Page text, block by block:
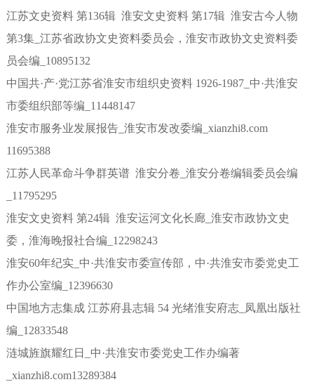
江苏文史资料 第136辑 淮安文史资料 第17辑 淮安古今人物
第3集_江苏省政协文史资料委员会，淮安市政协文史资料委
员会编_10895132
中国共·产·党江苏省淮安市组织史资料 1926-1987_中·共淮安
市委组织部等编_11448147
淮安市服务业发展报告_淮安市发改委编_xianzhi8.com
11695388
江苏人民革命斗争群英谱 淮安分卷_淮安分卷编辑委员会编
_11795295
淮安文史资料 第24辑 淮安运河文化长廊_淮安市政协文史
委，淮海晚报社合编_12298243
淮安60年纪实_中·共淮安市委宣传部，中·共淮安市委党史工
作办公室编_12396630
中国地方志集成 江苏府县志辑 54 光绪淮安府志_凤凰出版社
编_12833548
涟城旌旗耀红日_中·共淮安市委党史工作办编著
_xianzhi8.com13289384